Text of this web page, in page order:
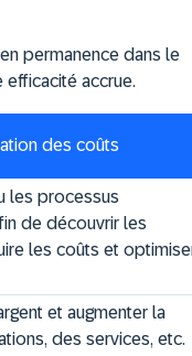
permanence dans le
efficacité accrue.
des coûts
les processus
de découvrir les
les coûts et
et augmenter la
des services, etc.